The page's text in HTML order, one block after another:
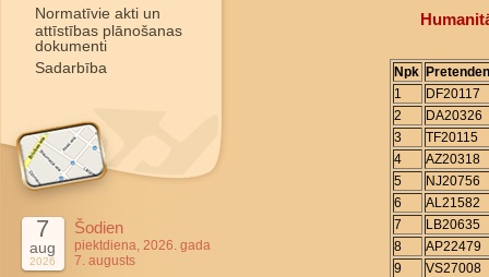
Normatīvie akti un
attīstības plānošanas
dokumenti
Sadarbība
7
aug
2026
Šodien
piektdiena, 2026. gada
7. augusts
Npk
1
DF20117
2
DA20326
3
TF20115
4
AZ20318
5
NJ20756
6
AL21582
7
LB20635
8
AP22479
9
VS27008